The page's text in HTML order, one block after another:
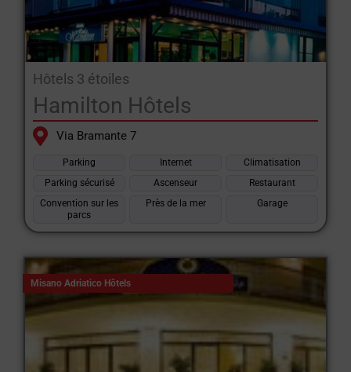
Hôtels 3 étoiles
Hamilton Hôtels
Via Bramante 7
Parking Internet
Climatisation
Parking sécurisé
Ascenseur
Restaurant
Convention sur les
parcs
Près de la mer Garage
Misano Adriatico Hôtels